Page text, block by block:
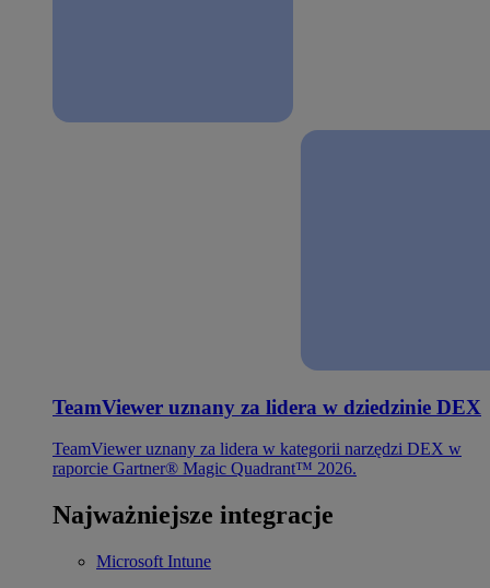
TeamViewer uznany za lidera w dziedzinie DEX
TeamViewer uznany za lidera w kategorii narzędzi DEX w
raporcie Gartner® Magic Quadrant™ 2026.
Najważniejsze integracje
Microsoft Intune